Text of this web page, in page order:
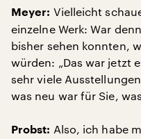
Meyer: Vielleicht
einzelne Werk: War
bisher sehen konnten,
würden: „Das war jetzt
sehr viele
was neu war für Sie,
Probst: Also, ich habe